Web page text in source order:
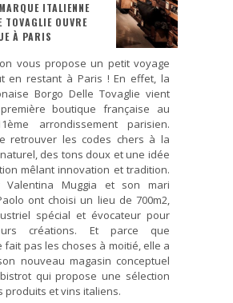
ITALIENNE
TOVAGLIE OUVRE
À PARIS
on vous propose un petit voyage
en restant à Paris ! En effet, la
Borgo Delle Tovaglie vient
boutique française au
arrondissement parisien.
retrouver les codes chers à la
des tons doux et une idée
mêlant innovation et tradition.
Valentina Muggia et son mari
ont choisi un lieu de 700m2,
spécial et évocateur pour
créations. Et parce que
fait pas les choses à moitié, elle a
nouveau magasin conceptuel
qui propose une sélection
produits et vins italiens.